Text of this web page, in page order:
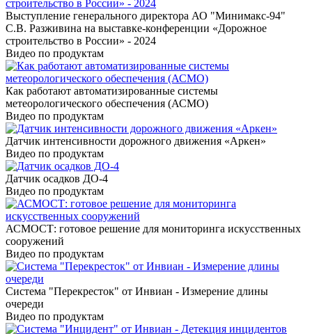
Выступление генерального директора АО "Минимакс-94"
С.В. Разживина на выставке-конференции «Дорожное
строительство в России» - 2024
Видео по продуктам
Как работают автоматизированные системы
метеорологического обеспечения (АСМО)
Видео по продуктам
Датчик интенсивности дорожного движения «Аркен»
Видео по продуктам
Датчик осадков ДО-4
Видео по продуктам
АСМОСТ: готовое решение для мониторинга искусственных
сооружений
Видео по продуктам
Система "Перекресток" от Инвиан - Измерение длины
очереди
Видео по продуктам